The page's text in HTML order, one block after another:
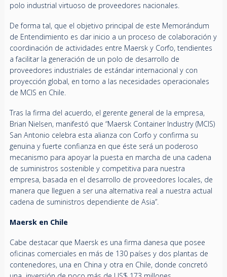
polo industrial virtuoso de proveedores nacionales.
De forma tal, que el objetivo principal de este Memorándum
de Entendimiento es dar inicio a un proceso de colaboración y
coordinación de actividades entre Maersk y Corfo, tendientes
a facilitar la generación de un polo de desarrollo de
proveedores industriales de estándar internacional y con
proyección global, en torno a las necesidades operacionales
de MCIS en Chile.
Tras la firma del acuerdo, el gerente general de la empresa,
Brian Nielsen, manifestó que “Maersk Container Industry (MCIS)
San Antonio celebra esta alianza con Corfo y confirma su
genuina y fuerte confianza en que éste será un poderoso
mecanismo para apoyar la puesta en marcha de una cadena
de suministros sostenible y competitiva para nuestra
empresa, basada en el desarrollo de proveedores locales, de
manera que lleguen a ser una alternativa real a nuestra actual
cadena de suministros dependiente de Asia”.
Maersk en Chile
Cabe destacar que Maersk es una firma danesa que posee
oficinas comerciales en más de 130 países y dos plantas de
contenedores, una en China y otra en Chile, donde concretó